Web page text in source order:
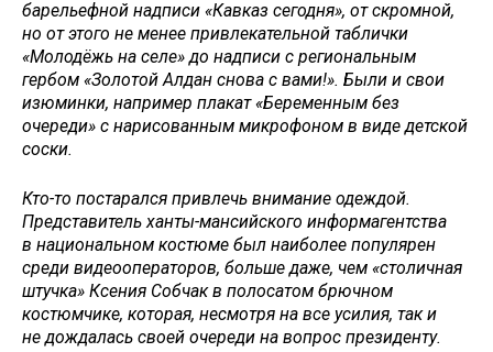
барельефной надписи «Кавказ сегодня», от скромной,
но от этого не менее привлекательной таблички
«Молодёжь на селе» до надписи с региональным
гербом «Золотой Алдан снова с вами!». Были и свои
изюминки, например плакат «Беременным без
очереди» с нарисованным микрофоном в виде детской
соски.
Кто-то постарался привлечь внимание одеждой.
Представитель ханты-мансийского информагентства
в национальном костюме был наиболее популярен
среди видеооператоров, больше даже, чем «столичная
штучка» Ксения Собчак в полосатом брючном
костюмчике, которая, несмотря на все усилия, так и
не дождалась своей очереди на вопрос президенту.